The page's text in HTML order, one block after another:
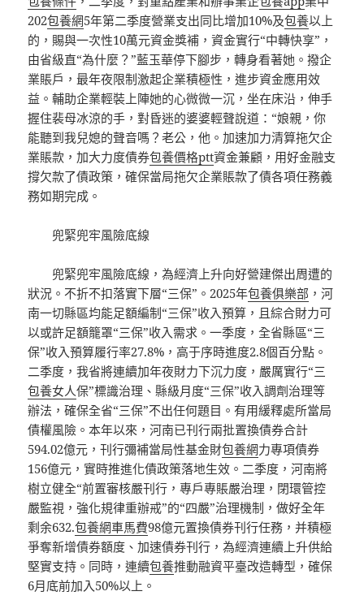
202包養網5年第二季度營業支出同比增加10%及包養以上
的，賜與一次性10萬元資金獎補，資金實行“中轉快享”，
由省級直“為什麼？”藍玉華停下腳步，轉身看著她。撥企
業賬戶，最年夜限制激起企業積極性，進步資金應用效
益。輔助企業輕裝上陣她的心微微一沉，坐在床沿，伸手
握住裴母冰涼的手，對昏迷的婆婆輕聲說道：“娘親，你
能聽到我兒媳的聲音嗎？老公，他。加速加力清算拖欠企
業賬款，加大力度債券包養價格ptt資金兼顧，用好金融支
撐欠款了債政策，確保當局拖欠企業賬款了債各項任務義
務如期完成。
兜緊兜牢風險底線
兜緊兜牢風險底線，為經濟上升向好營建傑出周遭的
狀況。不折不扣落實下層“三保”。2025年包養俱樂部 ，河
南一切縣區均能足額編制“三保”收入預算，且綜合財力可
以或許足額籠罩“三保”收入需求。一季度，全省縣區“三
保”收入預算履行率27.8%，高于序時進度2.8個百分點。
二季度，我省將連續加年夜財力下沉力度，嚴厲實行“三
包養女人保”標識治理、縣級月度“三保”收入調劑治理等
辦法，確保全省“三保”不出任何題目。有用緩釋處所當局
債權風險。本年以來，河南已刊行兩批置換債券合計
594.02億元，刊行彌補當局性基金財包養網力專項債券
156億元，實時推進化債政策落地生效。二季度，河南將
樹立健全“前置審核嚴刊行，專戶專賬嚴治理，閉環管控
嚴監視，強化規律重辦戒”的“四嚴”治理機制，做好全年
剩余632.包養網車馬費98億元置換債券刊行任務，并積極
爭奪新增債券額度、加速債券刊行，為經濟連續上升供給
堅實支持。同時，連續包養推動融資平臺改造轉型，確保
6月底前加入50%以上。